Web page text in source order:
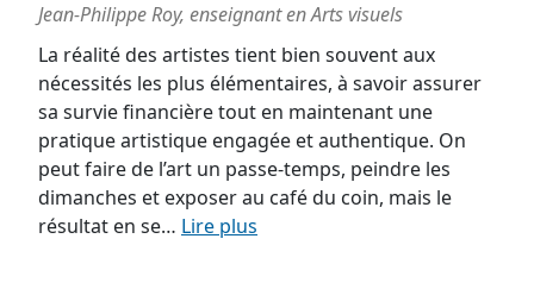
Jean-Philippe Roy, enseignant en Arts visuels
La réalité des artistes tient bien souvent aux
nécessités les plus élémentaires, à savoir assurer
sa survie financière tout en maintenant une
pratique artistique engagée et authentique. On
peut faire de l’art un passe-temps, peindre les
dimanches et exposer au café du coin, mais le
résultat en se… Lire plus